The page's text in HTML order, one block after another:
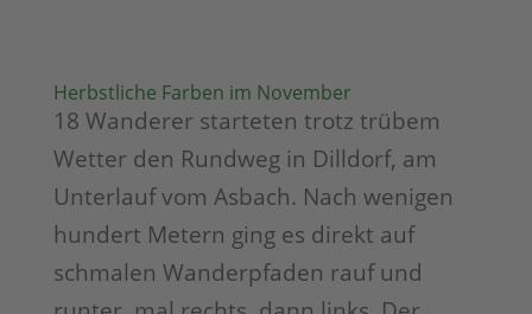
Herbstliche Farben im November
18 Wanderer starteten trotz trübem
Wetter den Rundweg in Dilldorf, am
Unterlauf vom Asbach. Nach wenigen
hundert Metern ging es direkt auf
schmalen Wanderpfaden rauf und